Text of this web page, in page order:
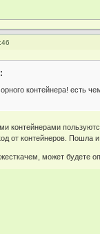
контейнера! есть
контейнерами
от контейнеров. Пошла
может будете